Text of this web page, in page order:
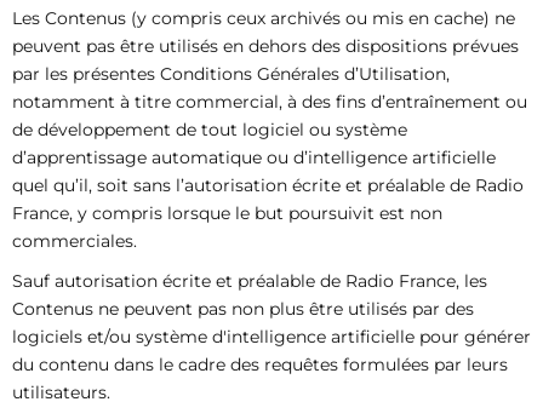
Les Contenus (y compris ceux archivés ou mis en cache) ne
peuvent pas être utilisés en dehors des dispositions prévues
par les présentes Conditions Générales d’Utilisation,
notamment à titre commercial, à des fins d’entraînement ou
de développement de tout logiciel ou système
d’apprentissage automatique ou d’intelligence artificielle
quel qu’il, soit sans l’autorisation écrite et préalable de Radio
France, y compris lorsque le but poursuivit est non
commerciales.
Sauf autorisation écrite et préalable de Radio France, les
Contenus ne peuvent pas non plus être utilisés par des
logiciels et/ou système d'intelligence artificielle pour générer
du contenu dans le cadre des requêtes formulées par leurs
utilisateurs.